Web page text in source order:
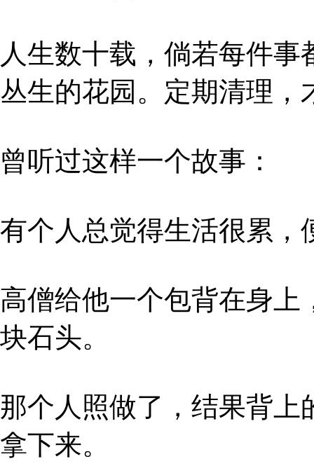
人生数十载，倘若每件
丛生的花园。定期清理，
曾听过这样一个故事：
有个人总觉得生活很累，
高僧给他一个包背在身上
块石头。
那个人照做了，结果背上
拿下来。